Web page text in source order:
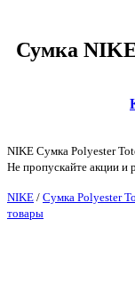
Сумка
NIKE Сумка Polyester
Не пропускайте акции и
NIKE / Сумка Polyester
товары